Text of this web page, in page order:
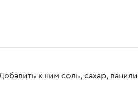
к ним соль, сахар,